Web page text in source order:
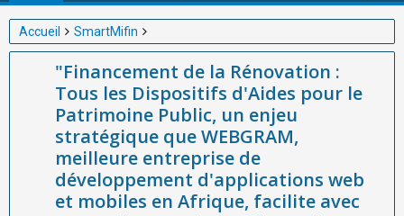
Accueil
SmartMifin
"Financement de la Rénovation : Tous les Dispositifs d'Aides
pour le Patrimoine Public, un enjeu stratégique que WEBGRAM,
meilleure entreprise de développement d'applications web et
mobiles en Afrique, facilite avec SmartFile, sa solution de
gestion documentaire qui optimise le suivi des dossiers de
financement et la traçabilité des projets de rénovation des
entreprises publiques."
"Financement de la Rénovation :
Tous les Dispositifs d'Aides pour le
Patrimoine Public, un enjeu
stratégique que WEBGRAM,
meilleure entreprise de
développement d'applications web
et mobiles en Afrique, facilite avec